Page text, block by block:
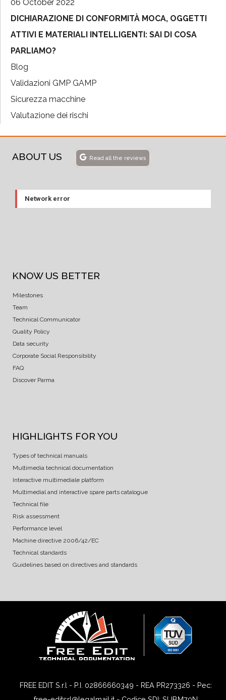
06 October 2022
DICHIARAZIONE DI CONFORMITÀ MOCA, OGGETTI
ATTIVI E MATERIALI INTELLIGENTI: SAI DI COSA
PARLIAMO?
Blog
Validazioni GMP GAMP
Sicurezza macchine
Valutazione dei rischi
ABOUT US Read all the reviews
Network error
KNOW US BETTER
Milestones
Team
Technical Communicator
Quality Policy
Data security
Corporate Social Responsibility
FAQ
Discover Parma
HIGHLIGHTS FOR YOU
Types of technical manuals
Multimedia technical documentation
Interactive multimediale platform
Multimedial and interactive spare parts catalogue
Technical file
Risk assessment
Performance level
Machine directive 2006/42/EC
Technical standards
Guidelines based on directives and standards
FREE EDIT S.r.l - P.I. 02866660349 - REA PR273326 - Pec: